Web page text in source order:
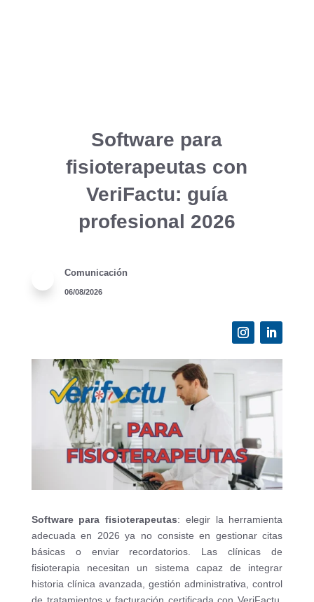
Software para
fisioterapeutas con
VeriFactu: guía
profesional 2026
Comunicación
06/08/2026
Software para fisioterapeutas: elegir la herramienta
adecuada en 2026 ya no consiste en gestionar citas
básicas o enviar recordatorios. Las clínicas de
fisioterapia necesitan un sistema capaz de integrar
historia clínica avanzada, gestión administrativa, control